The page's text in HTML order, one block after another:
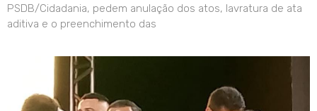
PSDB/Cidadania, pedem anulação dos atos, lavratura de ata
aditiva e o preenchimento das